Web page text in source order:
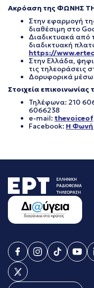
Ακρόαση της ΦΩΝΗΣ
Στην εφαρμογή
διαθέσιμη στο
Διαδικτυακά από
διαδικτυακή
https://
Στην Ελλάδα,
τις τηλεοράσεις
Δορυφορικά μέσω
Στοιχεία
Τηλέφωνα: 210
6066238
e-mail:
Facebook: Η Φωνή